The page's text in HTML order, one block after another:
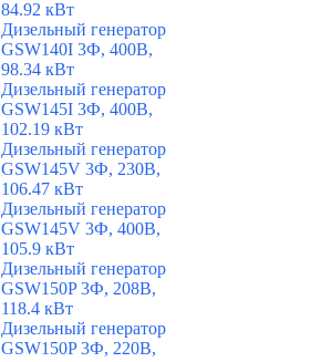
84.92 кВт
Дизельный генератор
GSW140I 3Ф, 400В,
98.34 кВт
Дизельный генератор
GSW145I 3Ф, 400В,
102.19 кВт
Дизельный генератор
GSW145V 3Ф, 230В,
106.47 кВт
Дизельный генератор
GSW145V 3Ф, 400В,
105.9 кВт
Дизельный генератор
GSW150P 3Ф, 208В,
118.4 кВт
Дизельный генератор
GSW150P 3Ф, 220В,